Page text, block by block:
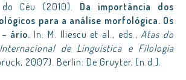
Céu (2010). Da importância dos
para a análise morfológica. Os
– ário.In: M. Iliescu et al., eds., Atas do
de Linguística e Filologia
2007). Berlin: De Gruyter, [n.d.].